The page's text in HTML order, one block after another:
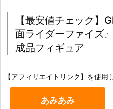
【最安値チェック】
面ライダーファイズ
成品フィギュア
【アフィリエイトリンク】を使用
あみあみ